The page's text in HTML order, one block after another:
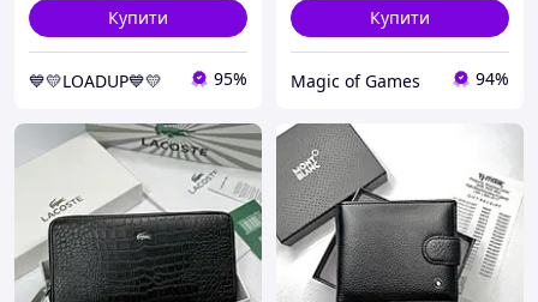
Купити
💙💛LOADUP💙💛 95%
Купити
Magic of Games 94%